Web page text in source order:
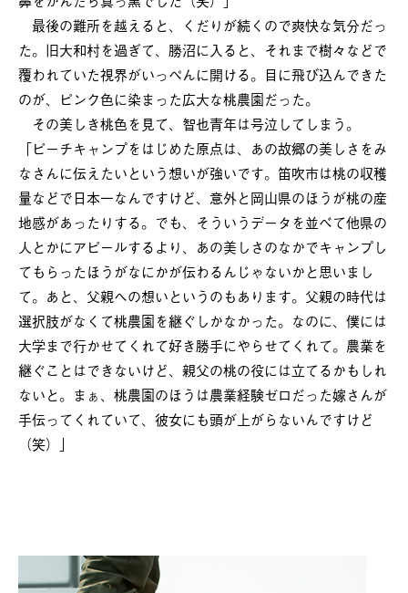
最後の難所を越えると、くだりが続くので爽快な気分だっ
た。旧大和村を過ぎて、勝沼に入ると、それまで樹々などで
覆われていた視界がいっぺんに開ける。目に飛び込んできた
のが、ピンク色に染まった広大な桃農園だった。
その美しき桃色を見て、智也青年は号泣してしまう。
「ピーチキャンプをはじめた原点は、あの故郷の美しさをみ
なさんに伝えたいという想いが強いです。笛吹市は桃の収穫
量などで日本一なんですけど、意外と岡山県のほうが桃の産
地感があったりする。でも、そういうデータを並べて他県の
人とかにアピールするより、あの美しさのなかでキャンプし
てもらったほうがなにかが伝わるんじゃないかと思いまし
て。あと、父親への想いというのもあります。父親の時代は
選択肢がなくて桃農園を継ぐしかなかった。なのに、僕には
大学まで行かせてくれて好き勝手にやらせてくれて。農業を
継ぐことはできないけど、親父の桃の役には立てるかもしれ
ないと。まぁ、桃農園のほうは農業経験ゼロだった嫁さんが
手伝ってくれていて、彼女にも頭が上がらないんですけど
（笑）」